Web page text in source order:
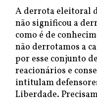
A derrota eleitoral
não significou a
como é de
não derrotamos a
por esse conjunto
reacionários e
intitulam
Liberdade.